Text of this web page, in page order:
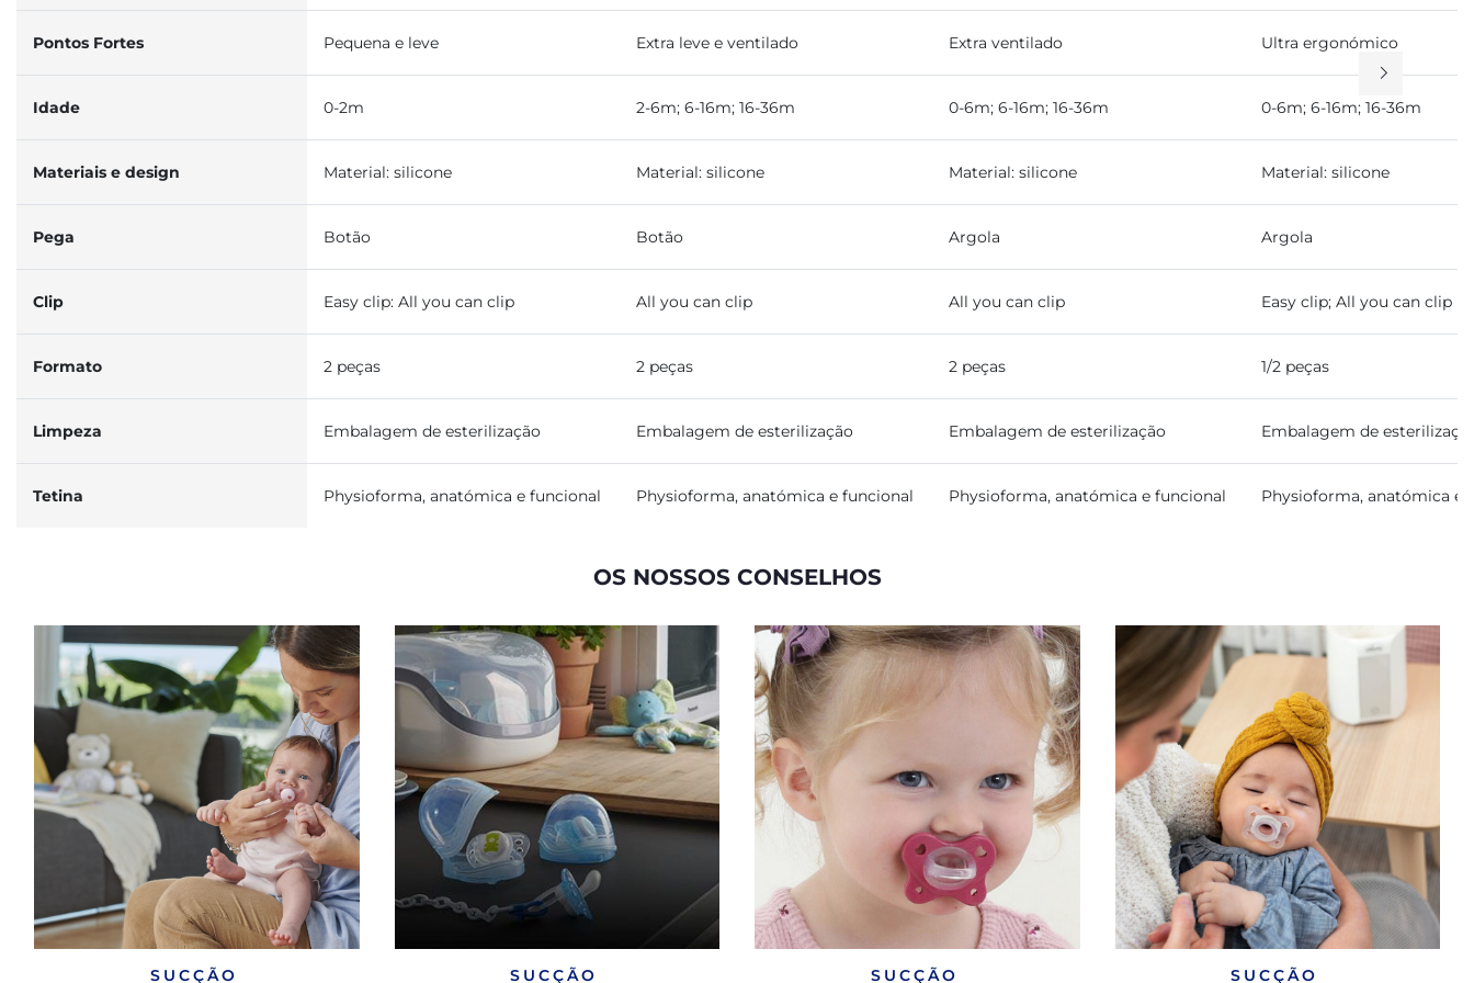
Pontos Fortes Pequena e leve Extra leve e ventilado Extra ventilado Ultra ergonómico
Idade 0-2m 2-6m; 6-16m; 16-36m 0-6m; 6-16m; 16-36m 0-6m; 6-16m; 16-36m
Materiais e design Material: silicone Material: silicone Material: silicone Material: silicone
Pega Botão Botão Argola Argola
Clip Easy clip: All you can clip All you can clip All you can clip Easy clip; All you can clip
Formato 2 peças 2 peças 2 peças 1/2 peças
Limpeza Embalagem de esterilização Embalagem de esterilização Embalagem de esterilização Embalagem de
Tetina Physioforma, anatómica e funcional Physioforma, anatómica e funcional Physioforma, anatómica e funcional Physioforma, anatómica e
OS NOSSOS CONSELHOS
SUCÇÃO SUCÇÃO SUCÇÃO SUCÇÃO